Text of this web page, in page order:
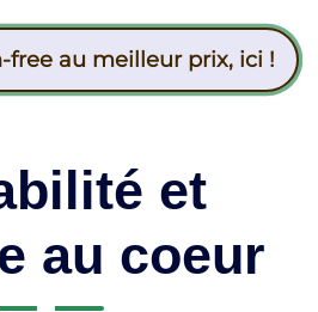
free au meilleur prix, ici !
et
au coeur